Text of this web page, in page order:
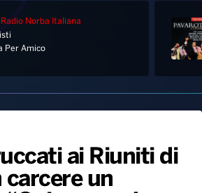
Hit Dance
e Spettacolo
Generale
News TV
Norba Italiana
Per Amico
ai Riuniti di
carcere un